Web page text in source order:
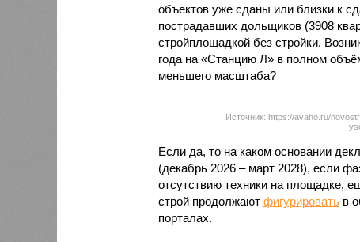
объектов уже сданы или близки к
пострадавших дольщиков (3908
стройплощадкой без стройки.
года на «Станцию Л» в полном
меньшего масштаба?
Источник: https://avaho.ru/
Если да, то на каком основании
(декабрь 2026 – март 2028), если
отсутствию техники на площадке,
строй продолжают фигурироватьв
порталах.